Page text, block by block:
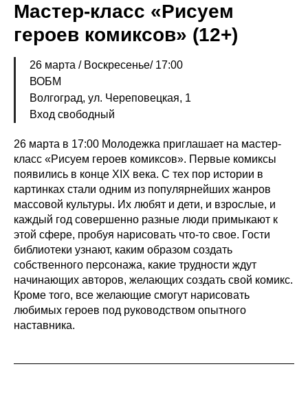
Мастер-класс «Рисуем
героев комиксов» (12+)
26 марта / Воскресенье/ 17:00
ВОБМ
Волгоград, ул. Череповецкая, 1
Вход свободный
26 марта в 17:00 Молодежка приглашает на мастер-
класс «Рисуем героев комиксов». Первые комиксы
появились в конце XIX века. С тех пор истории в
картинках стали одним из популярнейших жанров
массовой культуры. Их любят и дети, и взрослые, и
каждый год совершенно разные люди примыкают к
этой сфере, пробуя нарисовать что-то свое. Гости
библиотеки узнают, каким образом создать
собственного персонажа, какие трудности ждут
начинающих авторов, желающих создать свой комикс.
Кроме того, все желающие смогут нарисовать
любимых героев под руководством опытного
наставника.